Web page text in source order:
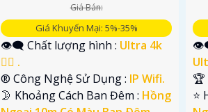
Giá Bán:
Giá Khuyến Mại: 5%-35%
👁️‍🗨 Chất lượng hình : Ultra 4k
👍🏾 .
®️ Công Nghệ Sử Dụng : IP Wifi.
🌛 Khoảng Cách Ban Đêm : Hồng
🏆
⭐